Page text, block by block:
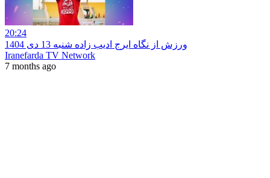
20:24
ورزش از نگاه ایرج ادیب زاده شنبه 13 دی 1404
Iranefarda TV Network
7 months ago